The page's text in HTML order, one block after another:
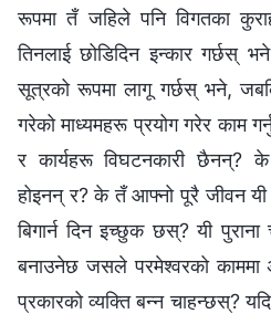
रूपमा तँ जहिले पनि विगतका
तिनलाई छोडिदिन इन्कार गर्छस्
सूत्रको रूपमा लागू गर्छस् भने,
गरेको माध्यमहरू प्रयोग गरेर काम
र कार्यहरू विघटनकारी छैनन्? के
होइनन् र? के तँ आफ्नो पूरै जीवन यी
बिगार्न दिन इच्छुक छस्? यी
बनाउनेछ जसले परमेश्‍वरको
प्रकारको व्यक्ति बन्‍न चाहन्छस्?